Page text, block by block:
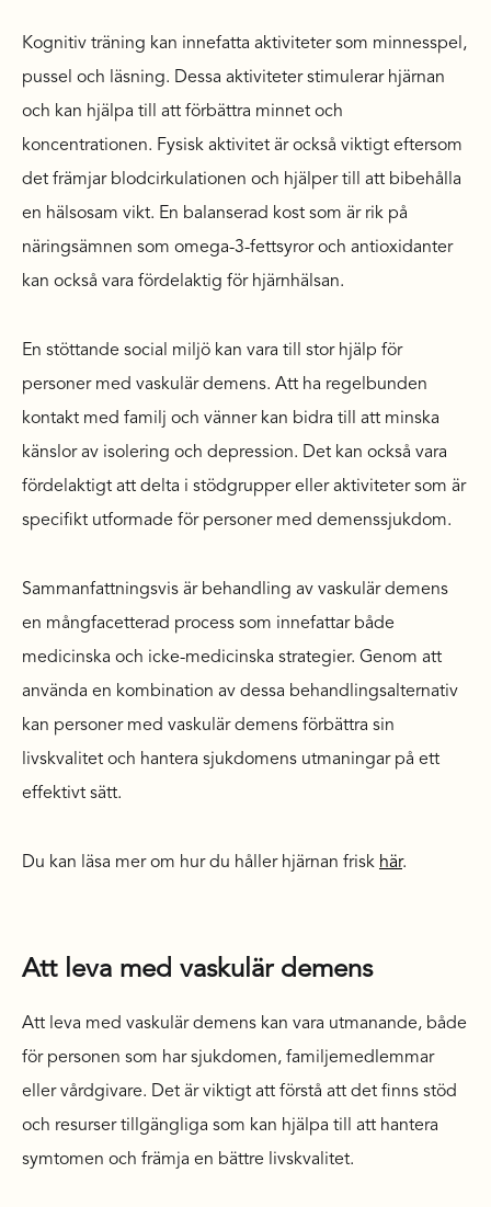
Kognitiv träning kan innefatta aktiviteter som minnesspel,
pussel och läsning. Dessa aktiviteter stimulerar hjärnan
och kan hjälpa till att förbättra minnet och
koncentrationen. Fysisk aktivitet är också viktigt eftersom
det främjar blodcirkulationen och hjälper till att bibehålla
en hälsosam vikt. En balanserad kost som är rik på
näringsämnen som omega-3-fettsyror och antioxidanter
kan också vara fördelaktig för hjärnhälsan.
En stöttande social miljö kan vara till stor hjälp för
personer med vaskulär demens. Att ha regelbunden
kontakt med familj och vänner kan bidra till att minska
känslor av isolering och depression. Det kan också vara
fördelaktigt att delta i stödgrupper eller aktiviteter som är
specifikt utformade för personer med demenssjukdom.
Sammanfattningsvis är behandling av vaskulär demens
en mångfacetterad process som innefattar både
medicinska och icke-medicinska strategier. Genom att
använda en kombination av dessa behandlingsalternativ
kan personer med vaskulär demens förbättra sin
livskvalitet och hantera sjukdomens utmaningar på ett
effektivt sätt.
Du kan läsa mer om hur du håller hjärnan frisk här.
Att leva med vaskulär demens
Att leva med vaskulär demens kan vara utmanande, både
för personen som har sjukdomen, familjemedlemmar
eller vårdgivare. Det är viktigt att förstå att det finns stöd
och resurser tillgängliga som kan hjälpa till att hantera
symtomen och främja en bättre livskvalitet.